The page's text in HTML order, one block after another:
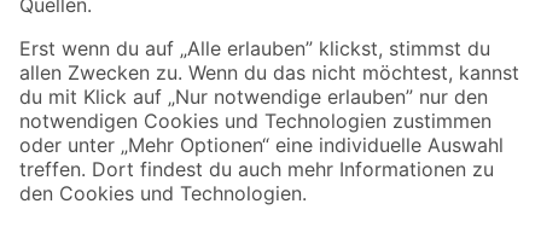
Sicher einkaufen
Jetzt die toom-App herunterladen